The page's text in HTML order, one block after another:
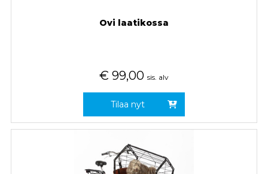
Ovi laatikossa
€ 99,00 sis. alv
Tilaa nyt